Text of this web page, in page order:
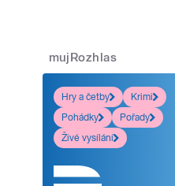
mujRozhlas
Hry a četby
Krimi
Pohádky
Pořady
Živé vysílání